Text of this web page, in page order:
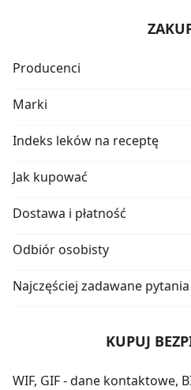
Producenci
Marki
Indeks leków na receptę
Jak kupować
Dostawa i płatność
Odbiór osobisty
Najczęściej zadawane pytania
KUPUJ
WIF, GIF - dane kontaktowe,